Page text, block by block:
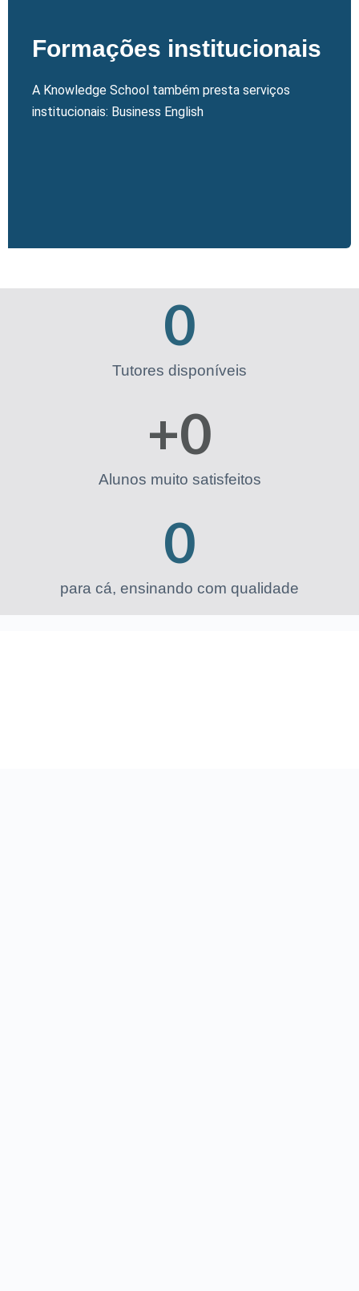
Formações institucionais
A Knowledge School também presta serviços
institucionais: Business English
Tutores disponíveis
0
Alunos muito satisfeitos
+0
para cá, ensinando com qualidade​
0